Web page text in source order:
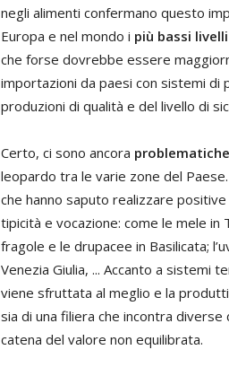
negli alimenti confermano questo
Europa e nel mondo i più bassi
che forse dovrebbe essere
importazioni da paesi con sistemi
produzioni di qualità e del livello di
Certo, ci sono ancora
leopardo tra le varie zone del
che hanno saputo realizzare
tipicità e vocazione: come le mele in
fragole e le drupacee in Basilicata;
Venezia Giulia, ... Accanto a sistemi
viene sfruttata al meglio e la
sia di una filiera che incontra
catena del valore non equilibrata.